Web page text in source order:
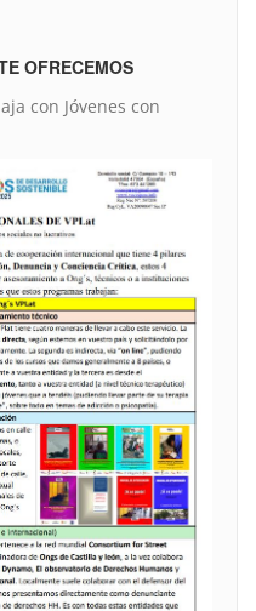
OFRECEMOS
con Jóvenes con